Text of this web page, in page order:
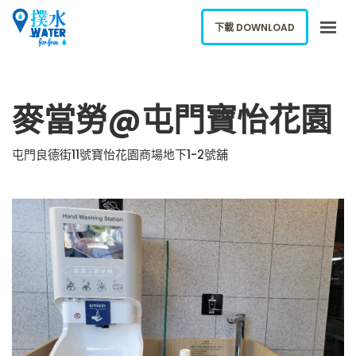
下載應用
網誌
ENGLISH
下載 DOWNLOAD
麥當勞@屯門寶怡花園
屯門良德街11號寶怡花園商場地下1-2號舖
下載 DOWNLOAD